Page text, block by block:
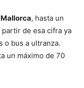
, hasta un
de esa cifra ya
o bus a ultranza.
un máximo de 70